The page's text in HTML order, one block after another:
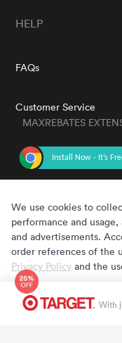
HELP
FAQs
Customer Service
MAXREBATES
Copyright © 2020 -With
We use cookies to
performance and
and advertisements.
order references of the
Privacy Policy and the
Cookie Preferences